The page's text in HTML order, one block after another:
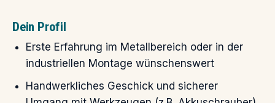
Dein Profil
Erste Erfahrung im Metallbereich oder in der
industriellen Montage wünschenswert
Handwerkliches Geschick und sicherer